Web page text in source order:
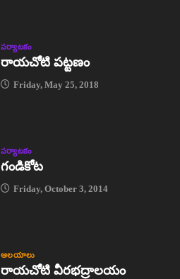
పర్యాటకం
రాయచోటి పట్టణం
Friday, May 25, 2018
పర్యాటకం
గండికోట
Friday, October 3, 2014
ఆలయాలు
రాయచోటి వీరభద్రాలయం